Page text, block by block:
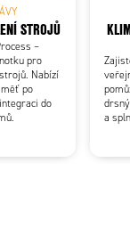
75
25
STROJŮ
–
pro
Nabízí
po
do
a